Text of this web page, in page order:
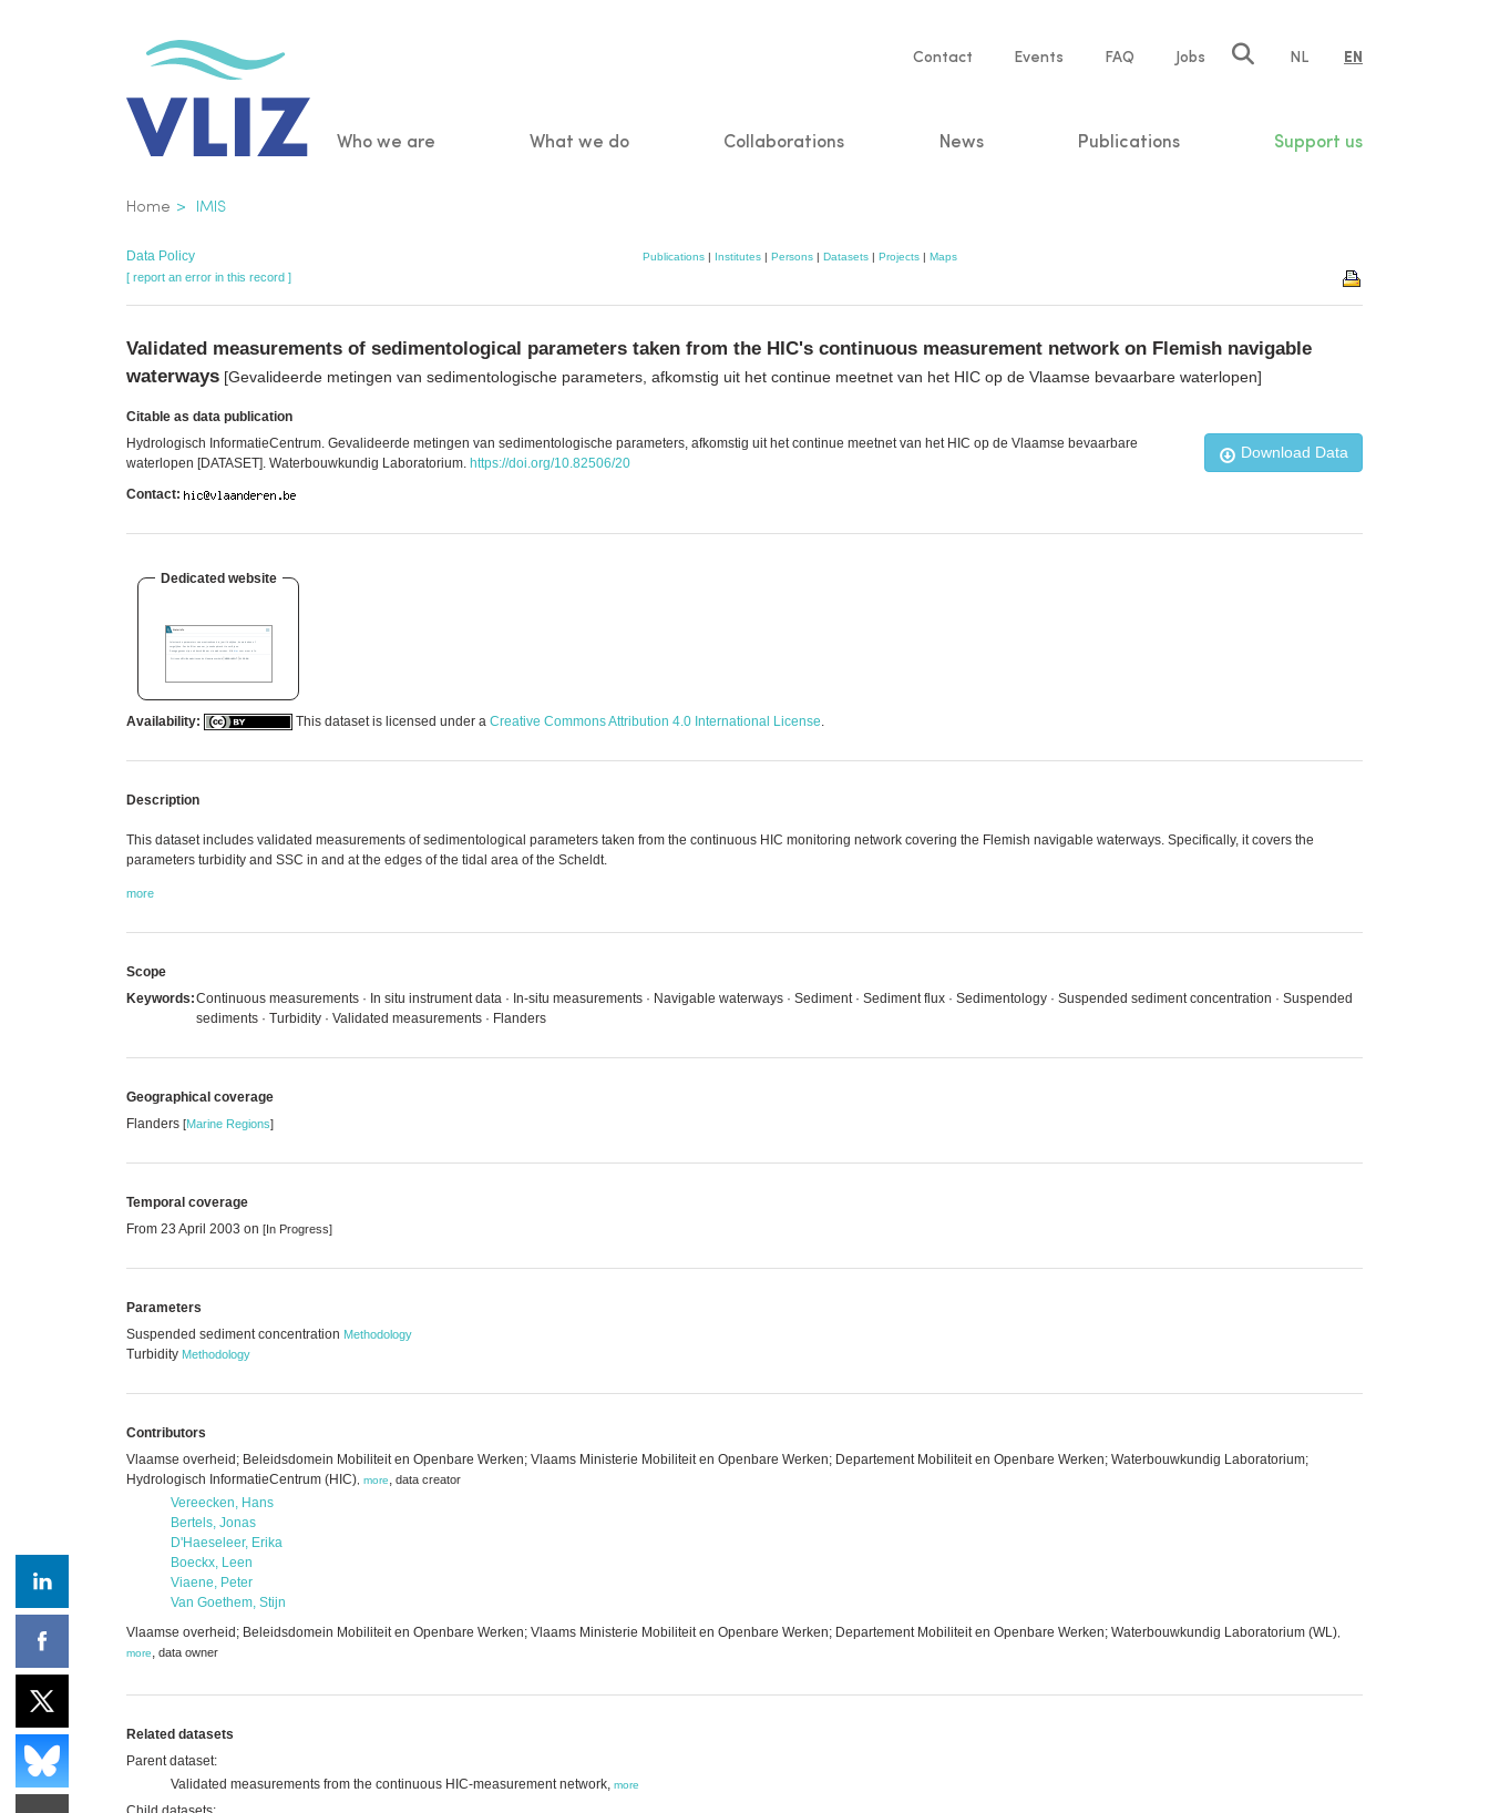
Service
Contact Events FAQ Jobs NL EN
Main
Who we are What we do Collaborations News Publications Support us
Breadcrumb
Home IMIS
Data Policy Publications | Institutes | Persons | Datasets | Projects | Maps
[ report an error in this record ]
Validated measurements of sedimentological parameters taken from the HIC's continuous measurement network on Flemish navigable
waterways [Gevalideerde metingen van sedimentologische parameters, afkomstig uit het continue meetnet van het HIC op de Vlaamse bevaarbare waterlopen]
Citable as data publication
Download Data
Hydrologisch InformatieCentrum. Gevalideerde metingen van sedimentologische parameters, afkomstig uit het continue meetnet van het HIC op de Vlaamse bevaarbare
waterlopen [DATASET]. Waterbouwkundig Laboratorium. https://doi.org/10.82506/20
Contact:
Dedicated website
Availability: This dataset is licensed under a Creative Commons Attribution 4.0 International License.
Description
This dataset includes validated measurements of sedimentological parameters taken from the continuous HIC monitoring network covering the Flemish navigable waterways. Specifically, it covers the
parameters turbidity and SSC in and at the edges of the tidal area of the Scheldt.
more
Scope
Keywords:Continuous measurements · In situ instrument data · In-situ measurements · Navigable waterways · Sediment · Sediment flux · Sedimentology · Suspended sediment concentration · Suspended
sediments · Turbidity · Validated measurements · Flanders
Geographical coverage
Flanders [Marine Regions]
Temporal coverage
From 23 April 2003 on [In Progress]
Parameters
Suspended sediment concentration Methodology
Turbidity Methodology
Contributors
Vlaamse overheid; Beleidsdomein Mobiliteit en Openbare Werken; Vlaams Ministerie Mobiliteit en Openbare Werken; Departement Mobiliteit en Openbare Werken; Waterbouwkundig Laboratorium;
Hydrologisch InformatieCentrum (HIC) more, data creator
Vereecken, Hans
Bertels, Jonas
D'Haeseleer, Erika
Boeckx, Leen
Viaene, Peter
Van Goethem, Stijn
Vlaamse overheid; Beleidsdomein Mobiliteit en Openbare Werken; Vlaams Ministerie Mobiliteit en Openbare Werken; Departement Mobiliteit en Openbare Werken; Waterbouwkundig Laboratorium (WL)
more, data owner
Related datasets
Parent dataset:
Validated measurements from the continuous HIC-measurement network, more